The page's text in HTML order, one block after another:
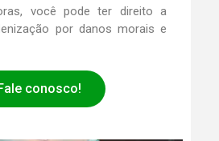
você pode ter direito a
por danos morais e
conosco!